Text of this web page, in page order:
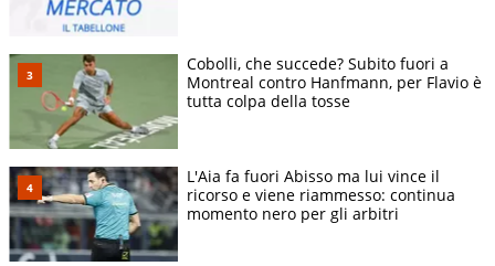
Cobolli, che succede? Subito fuori a
Montreal contro Hanfmann, per Flavio è
tutta colpa della tosse
L'Aia fa fuori Abisso ma lui vince il
ricorso e viene riammesso: continua
momento nero per gli arbitri